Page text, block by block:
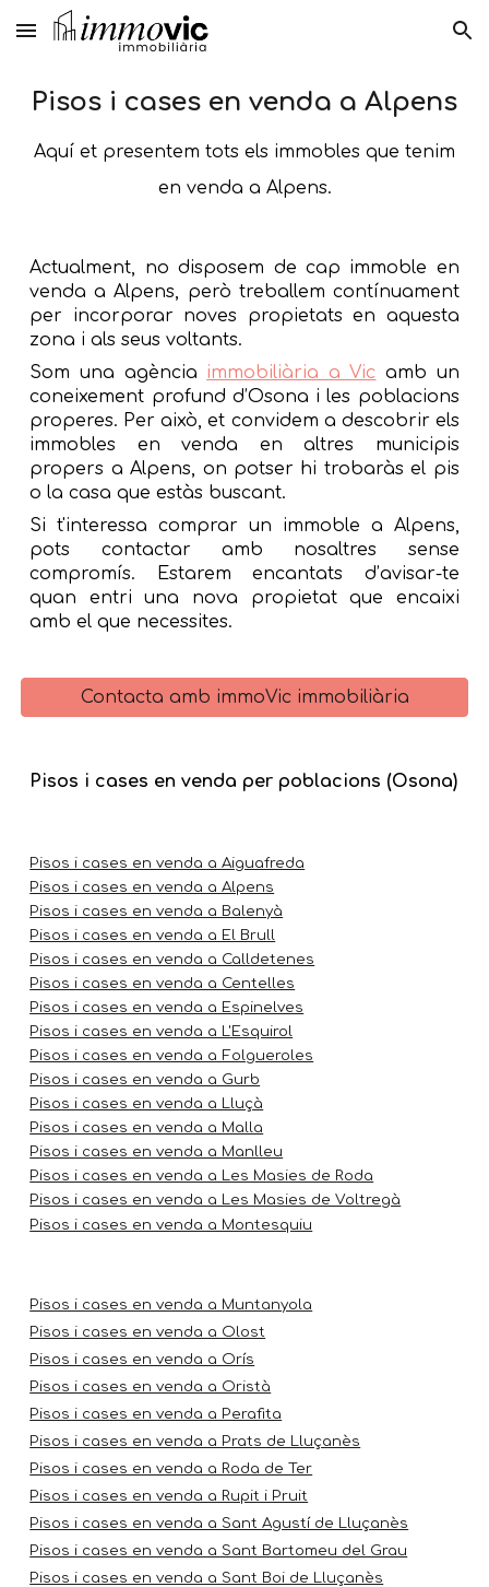
Skip to main content Skip to navigation
Pisos i cases en venda a Alpens
Aquí et presentem tots els immobles que tenim
en venda a Alpens.
Actualment, no disposem de cap immoble en
venda aAlpens, però treballem contínuament
per incorporar noves propietats en aquesta
zona i als seus voltants.
Som una agència immobiliària a Vic amb un
coneixement profund d’Osona i les poblacions
properes. Per això, et convidem a descobrir els
immobles en venda en altres municipis
propers aAlpens, on potser hi trobaràs el pis
o la casa que estàs buscant.
Si t'interessa comprar un immoble a Alpens,
pots contactar amb nosaltres sense
compromís. Estarem encantats d’avisar-te
quan entri una nova propietat que encaixi
amb el que necessites.
Contacta amb immoVic immobiliària
Pisos i cases en venda per poblacions (Osona)
Pisos i cases en venda a Aiguafreda
Pisos i cases en venda a Alpens
Pisos i cases en venda a Balenyà
Pisos i cases en venda a El Brull
Pisos i cases en venda a Calldetenes
Pisos i cases en venda a Centelles
Pisos i cases en venda a Espinelves
Pisos i cases en venda a L'Esquirol
Pisos i cases en venda a Folgueroles
Pisos i cases en venda a Gurb
Pisos i cases en venda a Lluçà
Pisos i cases en venda a Malla
Pisos i cases en venda a Manlleu
Pisos i cases en venda a Les Masies de Roda
Pisos i cases en venda a Les Masies de Voltregà
Pisos i cases en venda a Montesquiu
Pisos i cases en venda a Muntanyola
Pisos i cases en venda a Olost
Pisos i cases en venda a Orís
Pisos i cases en venda a Oristà
Pisos i cases en venda a Perafita
Pisos i cases en venda a Prats de Lluçanès
Pisos i cases en venda a Roda de Ter
Pisos i cases en venda a Rupit i Pruit
Pisos i cases en venda a Sant Agustí de Lluçanès
Pisos i cases en venda a Sant Bartomeu del Grau
Pisos i cases en venda a Sant Boi de Lluçanès